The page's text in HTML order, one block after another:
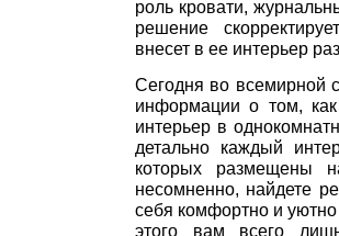
роль кровати,
решение
внесет в ее интерьер
Сегодня во всемирной
информации о том,
интерьер в
детально каждый
которых размещены
несомненно, найдете
себя комфортно и
этого вам всего